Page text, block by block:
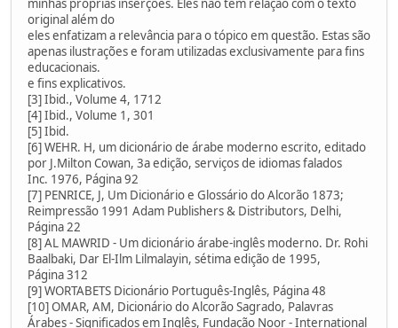
minhas próprias inserções. Eles não têm relação com o texto
original além do
eles enfatizam a relevância para o tópico em questão. Estas são
apenas ilustrações e foram utilizadas exclusivamente para fins
educacionais.
e fins explicativos.
[3] Ibid., Volume 4, 1712
[4] Ibid., Volume 1, 301
[5] Ibid.
[6] WEHR. H, um dicionário de árabe moderno escrito, editado
por J.Milton Cowan, 3a edição, serviços de idiomas falados
Inc. 1976, Página 92
[7] PENRICE, J, Um Dicionário e Glossário do Alcorão 1873;
Reimpressão 1991 Adam Publishers & Distributors, Delhi,
Página 22
[8] AL MAWRID - Um dicionário árabe-inglês moderno. Dr. Rohi
Baalbaki, Dar El-Ilm Lilmalayin, sétima edição de 1995,
Página 312
[9] WORTABETS Dicionário Português-Inglês, Página 48
[10] OMAR, AM, Dicionário do Alcorão Sagrado, Palavras
Árabes - Significados em Inglês, Fundação Noor - International